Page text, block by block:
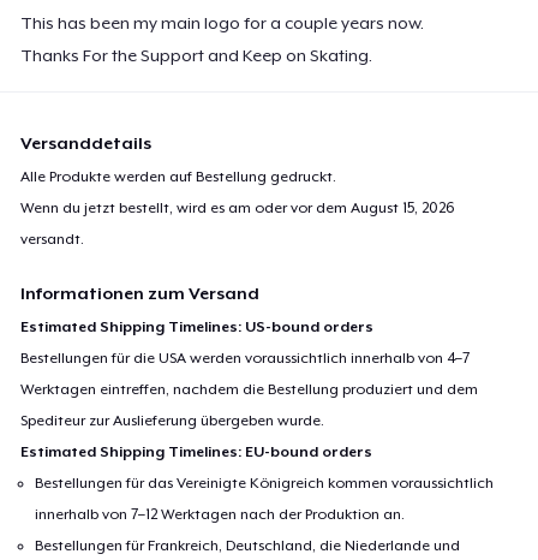
This has been my main logo for a couple years now.
Thanks For the Support and Keep on Skating.
Versanddetails
Alle Produkte werden auf Bestellung gedruckt.
Wenn du jetzt bestellt, wird es am oder vor demAugust 15, 2026
versandt.
Informationen zum Versand
Estimated Shipping Timelines: US-bound orders
Bestellungen für die USA werden voraussichtlich innerhalb von 4–7
Werktagen eintreffen, nachdem die Bestellung produziert und dem
Spediteur zur Auslieferung übergeben wurde.
Estimated Shipping Timelines: EU-bound orders
Bestellungen für das Vereinigte Königreich kommen voraussichtlich
innerhalb von 7–12 Werktagen nach der Produktion an.
Bestellungen für Frankreich, Deutschland, die Niederlande und